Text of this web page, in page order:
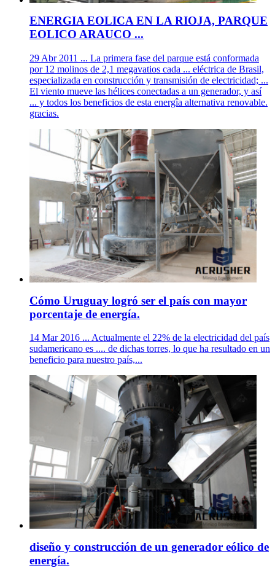
ENERGIA EOLICA EN LA RIOJA, PARQUE
EOLICO ARAUCO ...
29 Abr 2011 ... La primera fase del parque está conformada
por 12 molinos de 2,1 megavatios cada ... eléctrica de Brasil,
especializada en construcción y transmisión de electricidad; ...
El viento mueve las hélices conectadas a un generador, y así
... y todos los beneficios de esta energîa alternativa renovable.
gracias.
Cómo Uruguay logró ser el país con mayor
porcentaje de energía.
14 Mar 2016 ... Actualmente el 22% de la electricidad del país
sudamericano es .... de dichas torres, lo que ha resultado en un
beneficio para nuestro país,...
diseño y construcción de un generador eólico de
energía.